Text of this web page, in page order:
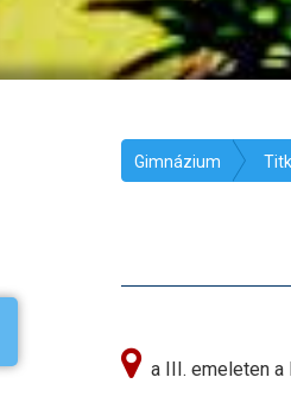
Gimnázium
a III. emeleten